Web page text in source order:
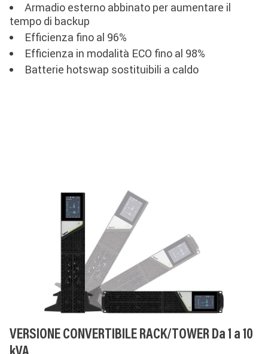
Armadio esterno abbinato per aumentare il
tempo di backup
Efficienza fino al 96%
Efficienza in modalità ECO fino al 98%
Batterie hotswap sostituibili a caldo
VERSIONE CONVERTIBILE RACK/TOWER Da 1 a 10